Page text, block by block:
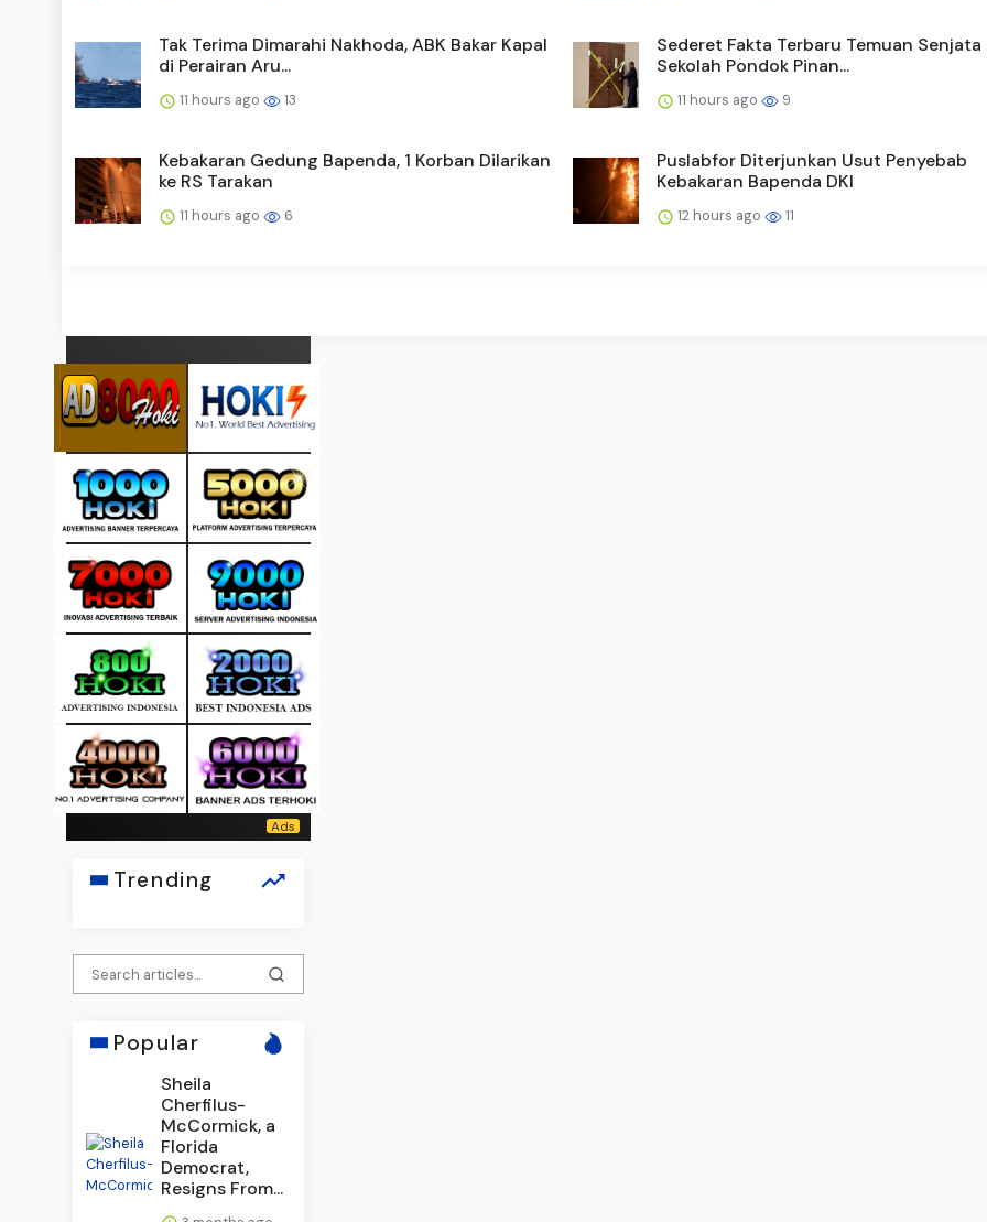
Tak Terima Dimarahi Nakhoda, ABK Bakar Kapal
di Perairan Aru...
11 hours ago 13
Sederet Fakta Terbaru Temuan Senjata
Sekolah Pondok Pinan...
11 hours ago 9
Kebakaran Gedung Bapenda, 1 Korban Dilarikan
ke RS Tarakan
11 hours ago 6
Puslabfor Diterjunkan Usut Penyebab
Kebakaran Bapenda DKI
12 hours ago 11
Trending
Popular
Sheila
Cherfilus-
McCormick, a
Florida
Democrat,
Resigns From...